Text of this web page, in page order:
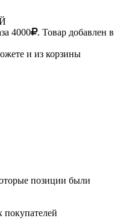
4000
. Товар добавлен в
и из корзины
позиции были
покупателей